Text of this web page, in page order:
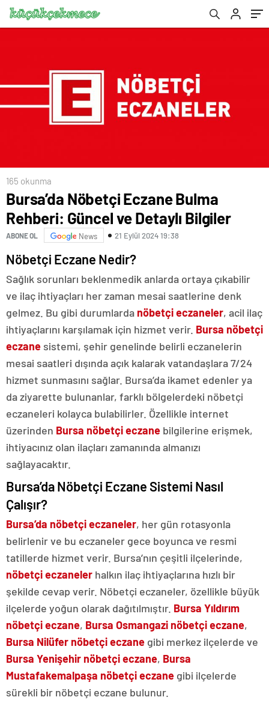
165 okunma
Bursa’da Nöbetçi Eczane Bulma
Rehberi: Güncel ve Detaylı Bilgiler
ABONE OL News 21 Eylül 2024 19:38
Nöbetçi Eczane Nedir?
Sağlık sorunları beklenmedik anlarda ortaya çıkabilir
ve ilaç ihtiyaçları her zaman mesai saatlerine denk
gelmez. Bu gibi durumlarda nöbetçi eczaneler, acil ilaç
ihtiyaçlarını karşılamak için hizmet verir. Bursa nöbetçi
eczane sistemi, şehir genelinde belirli eczanelerin
mesai saatleri dışında açık kalarak vatandaşlara 7/24
hizmet sunmasını sağlar. Bursa’da ikamet edenler ya
da ziyarette bulunanlar, farklı bölgelerdeki nöbetçi
eczaneleri kolayca bulabilirler. Özellikle internet
üzerinden Bursa nöbetçi eczane bilgilerine erişmek,
ihtiyacınız olan ilaçları zamanında almanızı
sağlayacaktır.
Bursa’da Nöbetçi Eczane Sistemi Nasıl
Çalışır?
Bursa’da nöbetçi eczaneler, her gün rotasyonla
belirlenir ve bu eczaneler gece boyunca ve resmi
tatillerde hizmet verir. Bursa’nın çeşitli ilçelerinde,
nöbetçi eczaneler halkın ilaç ihtiyaçlarına hızlı bir
şekilde cevap verir. Nöbetçi eczaneler, özellikle büyük
ilçelerde yoğun olarak dağıtılmıştır. Bursa Yıldırım
nöbetçi eczane, Bursa Osmangazi nöbetçi eczane,
Bursa Nilüfer nöbetçi eczane gibi merkez ilçelerde ve
Bursa Yenişehir nöbetçi eczane, Bursa
Mustafakemalpaşa nöbetçi eczane gibi ilçelerde
sürekli bir nöbetçi eczane bulunur.